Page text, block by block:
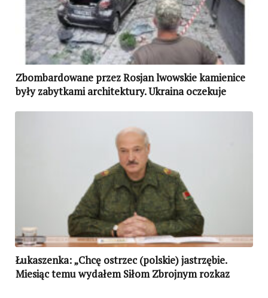
Zbombardowane przez Rosjan lwowskie kamienice
były zabytkami architektury. Ukraina oczekuje
Łukaszenka: „Chcę ostrzec (polskie) jastrzębie.
Miesiąc temu wydałem Siłom Zbrojnym rozkaz